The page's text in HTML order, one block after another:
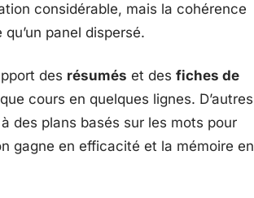
considérable, mais la cohérence
panel dispersé.
des résumés et des fiches de
cours en quelques lignes. D’autres
des plans basés sur les mots pour
gagne en efficacité et la mémoire en